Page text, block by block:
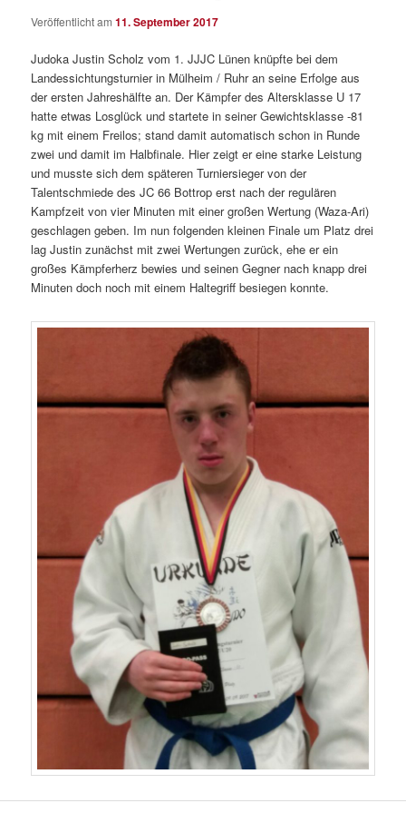
Veröffentlicht am11. September 2017
Judoka Justin Scholz vom 1. JJJC Lünen knüpfte bei dem
Landessichtungsturnier in Mülheim / Ruhr an seine Erfolge aus
der ersten Jahreshälfte an. Der Kämpfer des Altersklasse U 17
hatte etwas Losglück und startete in seiner Gewichtsklasse -81
kg mit einem Freilos; stand damit automatisch schon in Runde
zwei und damit im Halbfinale. Hier zeigt er eine starke Leistung
und musste sich dem späteren Turniersieger von der
Talentschmiede des JC 66 Bottrop erst nach der regulären
Kampfzeit von vier Minuten mit einer großen Wertung (Waza-Ari)
geschlagen geben. Im nun folgenden kleinen Finale um Platz drei
lag Justin zunächst mit zwei Wertungen zurück, ehe er ein
großes Kämpferherz bewies und seinen Gegner nach knapp drei
Minuten doch noch mit einem Haltegriff besiegen konnte.